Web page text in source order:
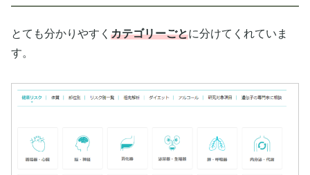
とても分かりやすく カテゴリーごとに分けてくれていま
す。